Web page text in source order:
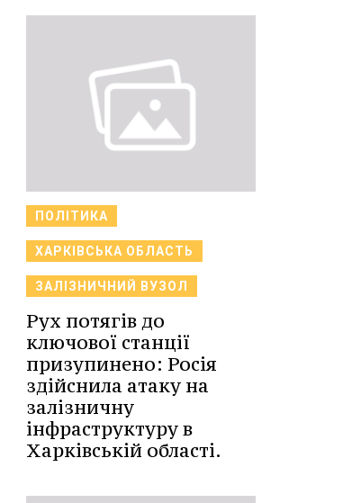
ПОЛІТИКА
ХАРКІВСЬКА ОБЛАСТЬ
ЗАЛІЗНИЧНИЙ ВУЗОЛ
Рух потягів до
ключової станції
призупинено: Росія
здійснила атаку на
залізничну
інфраструктуру в
Харківській області.